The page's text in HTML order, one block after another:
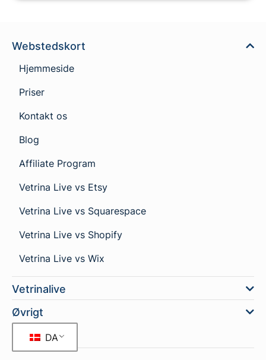
Webstedskort
Hjemmeside
Priser
Kontakt os
Blog
Affiliate Program
Vetrina Live vs Etsy
Vetrina Live vs Squarespace
Vetrina Live vs Shopify
Vetrina Live vs Wix
Vetrinalive
Øvrigt
DA